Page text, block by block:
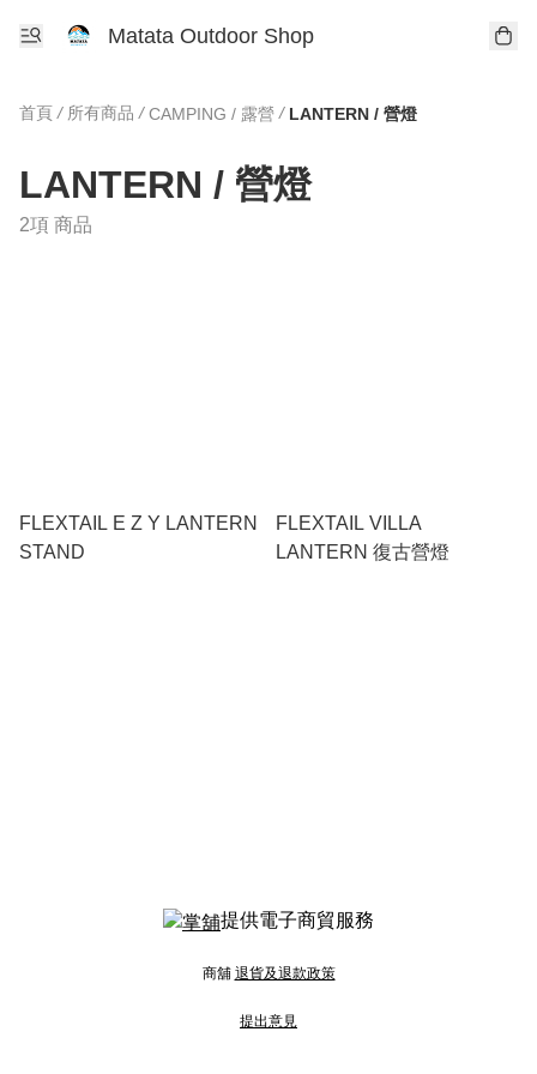
Matata Outdoor Shop
首頁 / 所有商品 / CAMPING / 露營 / LANTERN / 營燈
LANTERN / 營燈
2項 商品
FLEXTAIL E Z Y LANTERN
STAND
FLEXTAIL VILLA
LANTERN 復古營燈
提供電子商貿服務
商舖 退貨及退款政策
提出意見